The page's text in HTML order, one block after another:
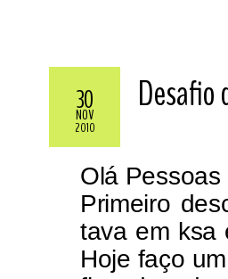
30
NOV
2010
Desafio
Olá
Primeiro
tava em ksa
Hoje faço